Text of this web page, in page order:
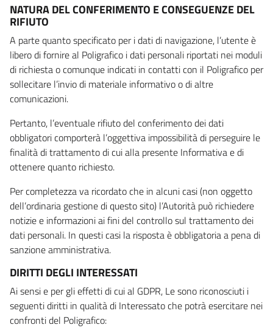
NATURA DEL CONFERIMENTO E CONSEGUENZE DEL
RIFIUTO
A parte quanto specificato per i dati di navigazione, l’utente è
libero di fornire al Poligrafico i dati personali riportati nei moduli
di richiesta o comunque indicati in contatti con il Poligrafico per
sollecitare l’invio di materiale informativo o di altre
comunicazioni.
Pertanto, l’eventuale rifiuto del conferimento dei dati
obbligatori comporterà l’oggettiva impossibilità di perseguire le
finalità di trattamento di cui alla presente Informativa e di
ottenere quanto richiesto.
Per completezza va ricordato che in alcuni casi (non oggetto
dell’ordinaria gestione di questo sito) l’Autorità può richiedere
notizie e informazioni ai fini del controllo sul trattamento dei
dati personali. In questi casi la risposta è obbligatoria a pena di
sanzione amministrativa.
DIRITTI DEGLI INTERESSATI
Ai sensi e per gli effetti di cui al GDPR, Le sono riconosciuti i
seguenti diritti in qualità di Interessato che potrà esercitare nei
confronti del Poligrafico: